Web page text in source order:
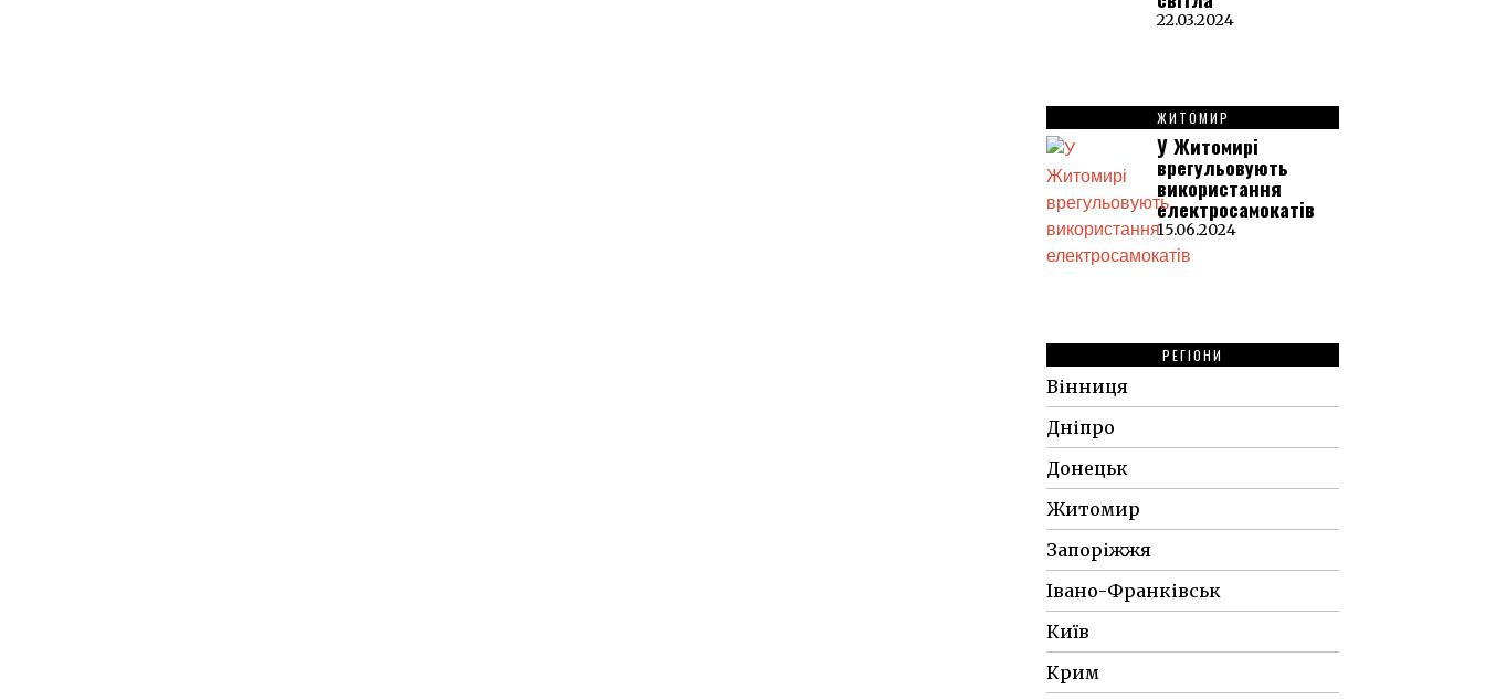
22.03.2024
ЖИТОМИР
У Житомирі
врегульовують
використання
електросамокатів
15.06.2024
РЕГІОНИ
Вінниця
Дніпро
Донецьк
Житомир
Запоріжжя
Івано-Франківськ
Київ
Крим